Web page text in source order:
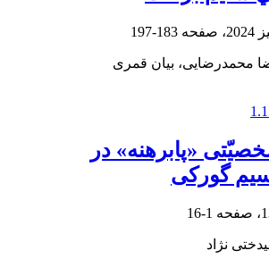
183-197
محمدرضایی، بیان قمری
«پابرهنه» در
گورکی
1-16
نژاد